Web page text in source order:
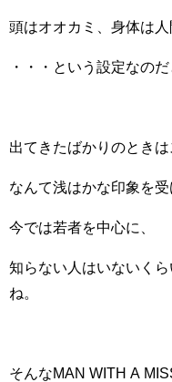
頭はオオカミ、身体は
・・・という設定なのだ
出てきたばかりのとき
なんて浅はかな印象を受
今では若者を中心に、
知らない人はいないく
ね。
そんなMAN WITH A